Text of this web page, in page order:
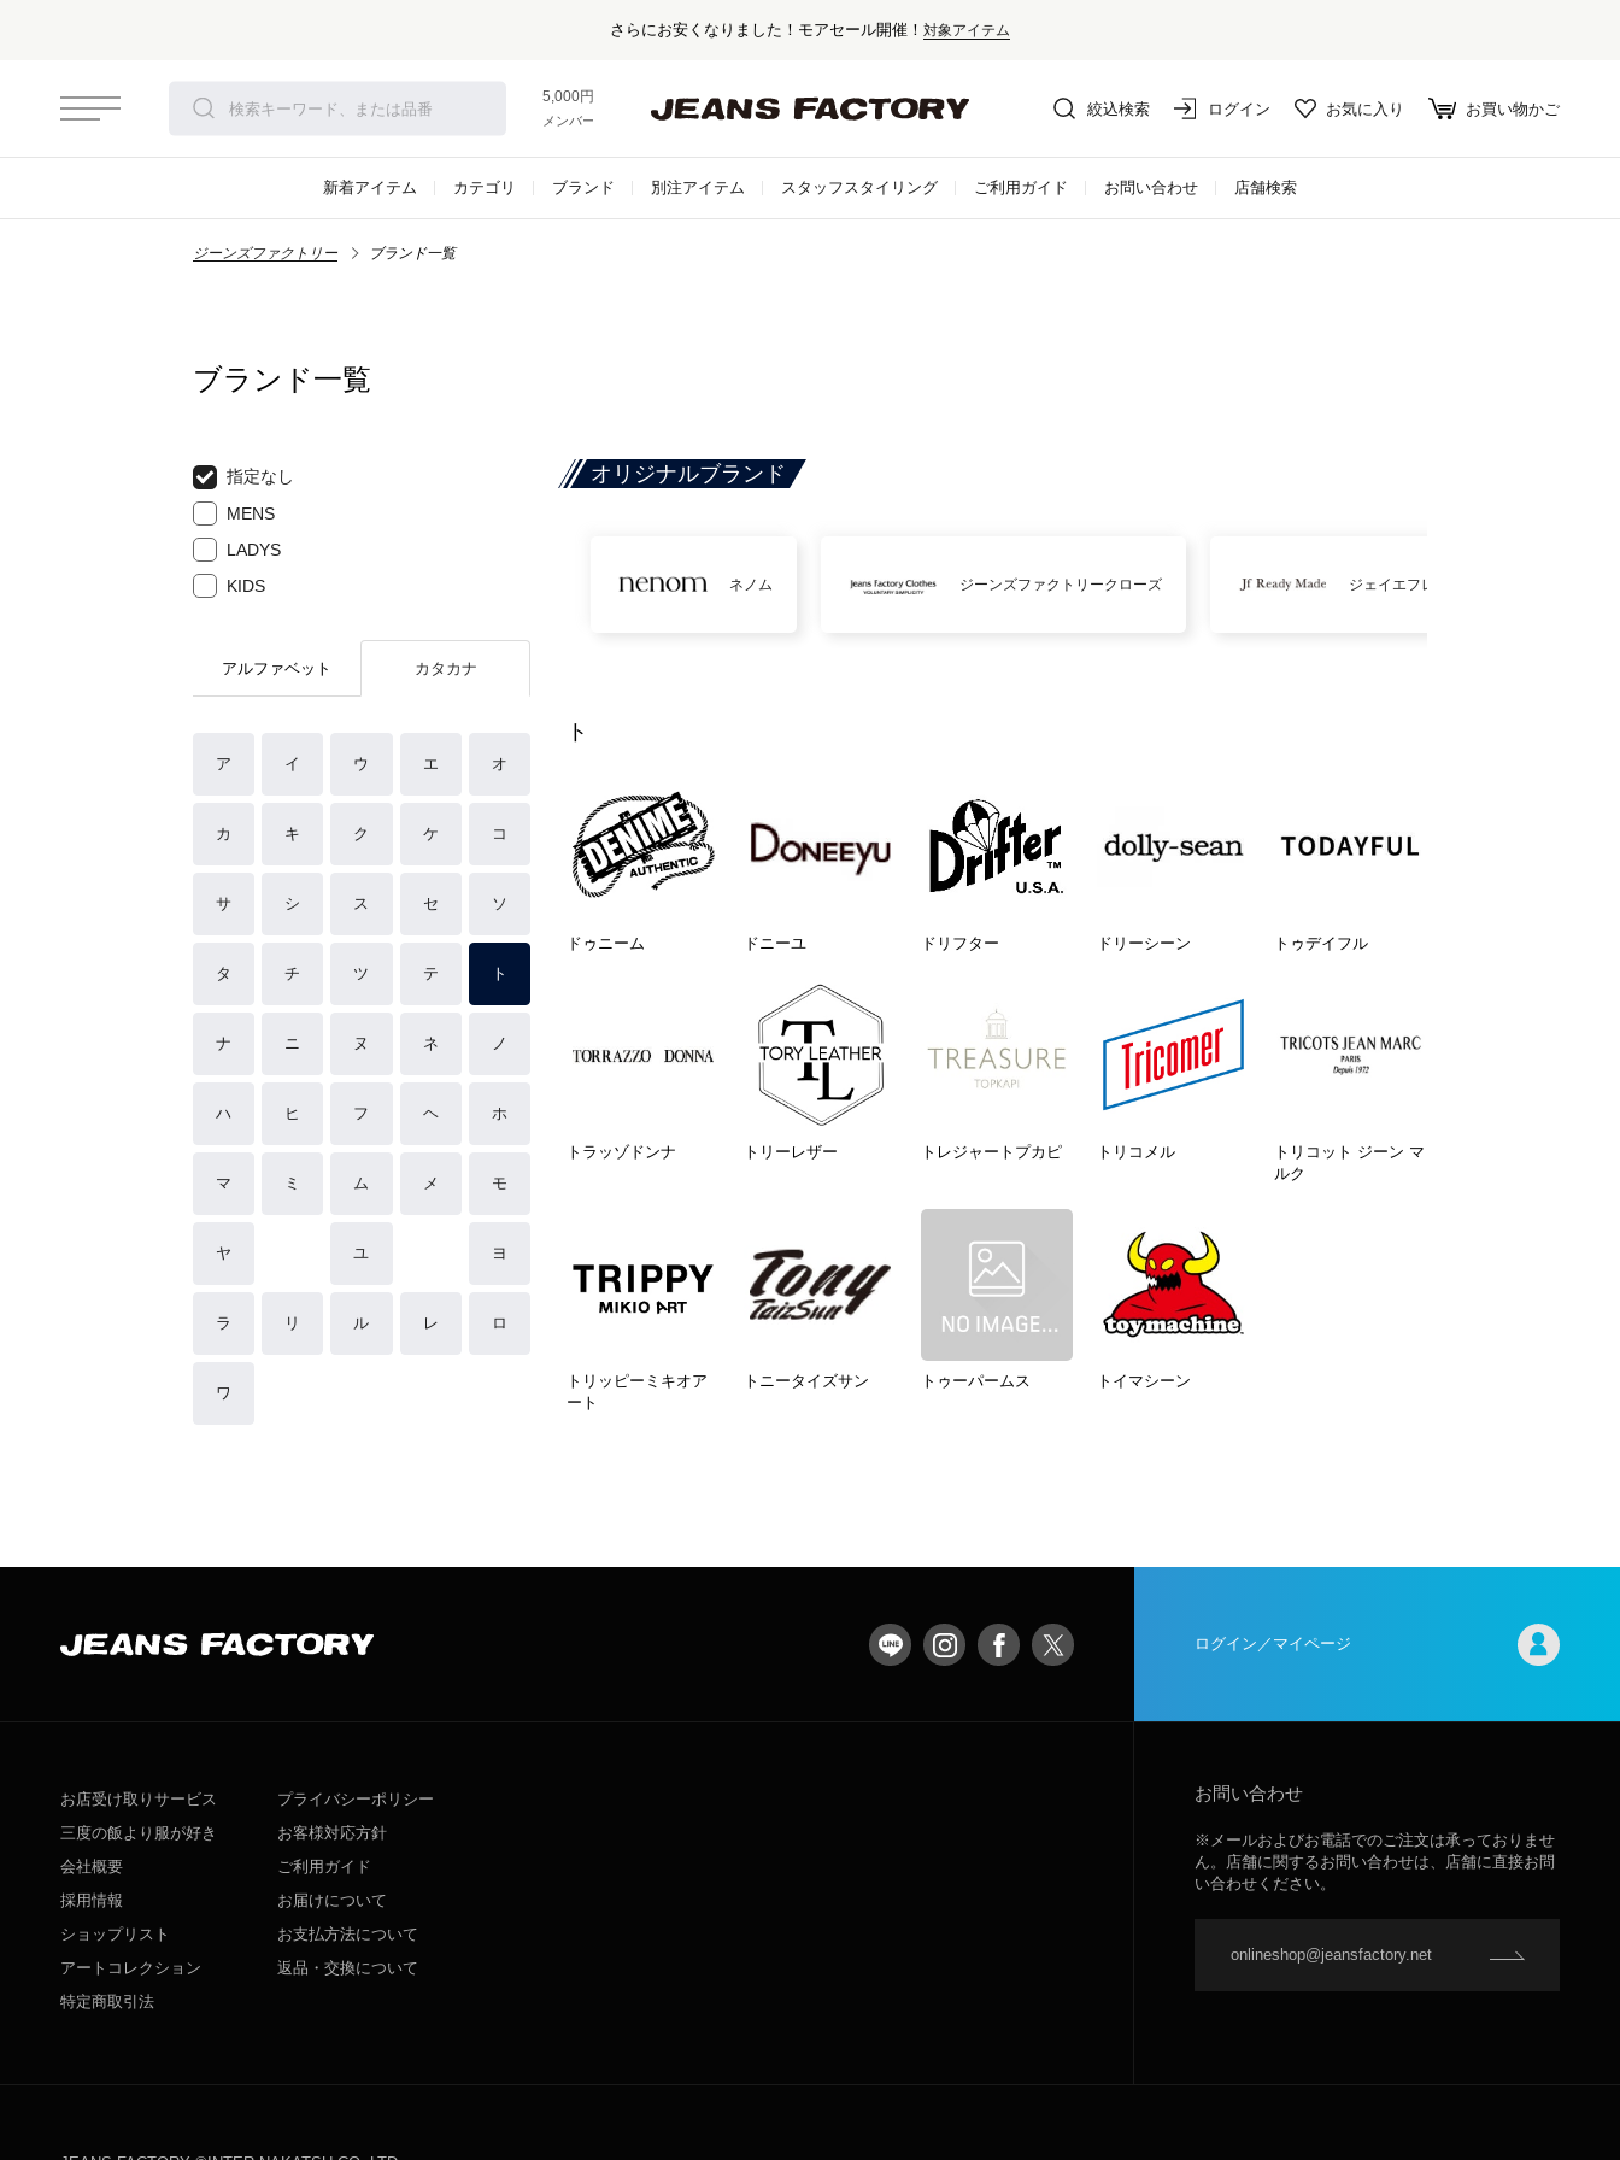
さらにお安くなりました！モアセール開催！ 対象アイテム
5,000円以上お買い上げで送料無料！
メンバー登録でお得な情報をゲット。さらに詳しく
絞込検索 ログイン お気に入り お買い物かご
新着アイテム カテゴリ ブランド 別注アイテム スタッフスタイリング ご利用ガイド お問い合わせ 店舗検索
ジーンズファクトリー ブランド一覧
ブランド一覧
指定なし
MENS
LADYS
KIDS
アルファベット カタカナ
ア イ ウ エ オ
カ キ ク ケ コ
サ シ ス セ ソ
タ チ ツ テ ト
ナ ニ ヌ ネ ノ
ハ ヒ フ ヘ ホ
マ ミ ム メ モ
ヤ ユ ヨ
ラ リ ル レ ロ
ワ
オリジナルブランド
ネノム ジーンズファクトリークローズ ジェイエフレディメイド
ト
ドゥニーム ドニーユ ドリフター ドリーシーン トゥデイフル
トラッゾドンナ トリーレザー トレジャートプカピ トリコメル
トリコット ジーン マ
ルク
トリッピーミキオア
ート
トニータイズサン トゥーパームス トイマシーン
ログイン／マイページ
お店受け取りサービス
三度の飯より服が好き
会社概要
採用情報
ショップリスト
アートコレクション
特定商取引法
プライバシーポリシー
お客様対応方針
ご利用ガイド
お届けについて
お支払方法について
返品・交換について
お問い合わせ
※メールおよびお電話でのご注文は承っておりませ
ん。店舗に関するお問い合わせは、店舗に直接お問
い合わせください。
onlineshop@jeansfactory.net